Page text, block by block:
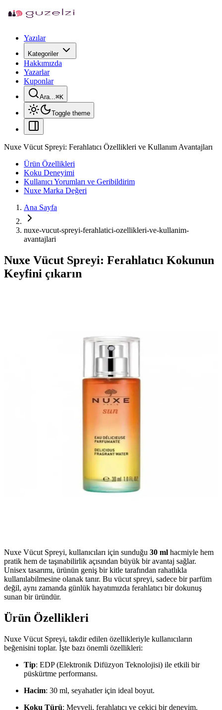
Yazılar
Kategoriler
Hakkımızda
Yazarlar
Kuponlar
Ara...⌘K
Toggle theme
Nuxe Vücut Spreyi: Ferahlatıcı Özellikleri ve Kullanım Avantajları
Ürün Özellikleri
Koku Deneyimi
Kullanıcı Yorumları ve Geribildirim
Nuxe Marka Değeri
Ana Sayfa
nuxe-vucut-spreyi-ferahlatici-ozellikleri-ve-kullanim-
avantajlari
Nuxe Vücut Spreyi: Ferahlatıcı Kokunun
Keyfini çıkarın
Nuxe Vücut Spreyi, kullanıcıları için sunduğu 30 ml hacmiyle hem
pratik hem de taşınabilirlik açısından büyük bir avantaj sağlar.
Unisex tasarımı, ürünün geniş bir kitle tarafından rahatlıkla
kullanılabilmesine olanak tanır. Bu vücut spreyi, sadece bir parfüm
değil, aynı zamanda günlük hayatımızda ferahlatıcı bir dokunuş
sunan bir üründür.
Ürün Özellikleri
Nuxe Vücut Spreyi, takdir edilen özellikleriyle kullanıcıların
beğenisini toplar. İşte bazı önemli özellikleri:
Tip: EDP (Elektronik Difüzyon Teknolojisi) ile etkili bir
püskürtme performansı.
Hacim: 30 ml, seyahatler için ideal boyut.
Koku Türü: Meyveli, ferahlatıcı ve çekici bir deneyim.